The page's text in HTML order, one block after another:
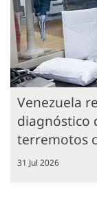
Venezuela
diagnóstico
terremotos
31 Jul 2026